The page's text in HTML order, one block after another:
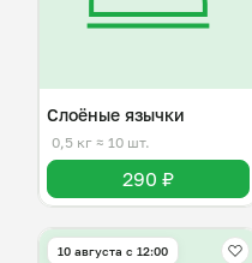
Слоёные язычки
0,5 кг ≈ 10 шт.
290 ₽
10 августа с 12:00